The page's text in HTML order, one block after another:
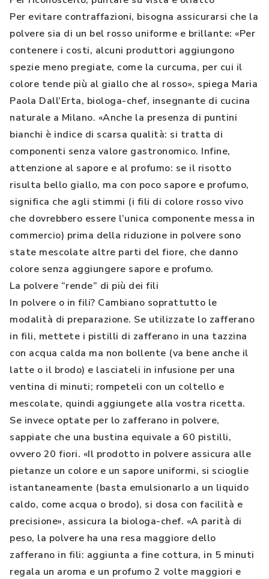
Per evitare contraffazioni, bisogna assicurarsi che la
polvere sia di un bel rosso uniforme e brillante: «Per
contenere i costi, alcuni produttori aggiungono
spezie meno pregiate, come la curcuma, per cui il
colore tende più al giallo che al rosso», spiega Maria
Paola Dall’Erta, biologa-chef, insegnante di cucina
naturale a Milano. «Anche la presenza di puntini
bianchi è indice di scarsa qualità: si tratta di
componenti senza valore gastronomico. Infine,
attenzione al sapore e al profumo: se il risotto
risulta bello giallo, ma con poco sapore e profumo,
significa che agli stimmi (i fili di colore rosso vivo
che dovrebbero essere l’unica componente messa in
commercio) prima della riduzione in polvere sono
state mescolate altre parti del fiore, che danno
colore senza aggiungere sapore e profumo.
La polvere “rende” di più dei fili
In polvere o in fili? Cambiano soprattutto le
modalità di preparazione. Se utilizzate lo zafferano
in fili, mettete i pistilli di zafferano in una tazzina
con acqua calda ma non bollente (va bene anche il
latte o il brodo) e lasciateli in infusione per una
ventina di minuti; rompeteli con un coltello e
mescolate, quindi aggiungete alla vostra ricetta.
Se invece optate per lo zafferano in polvere,
sappiate che una bustina equivale a 60 pistilli,
ovvero 20 fiori. «Il prodotto in polvere assicura alle
pietanze un colore e un sapore uniformi, si scioglie
istantaneamente (basta emulsionarlo a un liquido
caldo, come acqua o brodo), si dosa con facilità e
precisione», assicura la biologa-chef. «A parità di
peso, la polvere ha una resa maggiore dello
zafferano in fili: aggiunta a fine cottura, in 5 minuti
regala un aroma e un profumo 2 volte maggiori e